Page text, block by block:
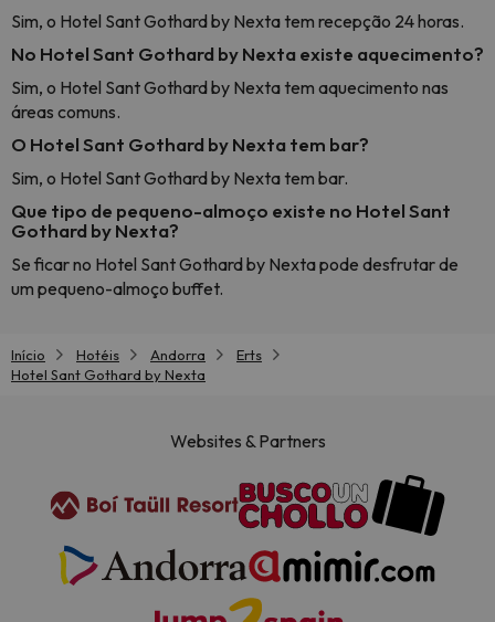
Sim, o Hotel Sant Gothard by Nexta tem recepção 24 horas.
No Hotel Sant Gothard by Nexta existe aquecimento?
Sim, o Hotel Sant Gothard by Nexta tem aquecimento nas
áreas comuns.
O Hotel Sant Gothard by Nexta tem bar?
Sim, o Hotel Sant Gothard by Nexta tem bar.
Que tipo de pequeno-almoço existe no Hotel Sant
Gothard by Nexta?
Se ficar no Hotel Sant Gothard by Nexta pode desfrutar de
um pequeno-almoço buffet.
Início Hotéis Andorra
Erts
Hotel Sant Gothard by Nexta
Websites & Partners